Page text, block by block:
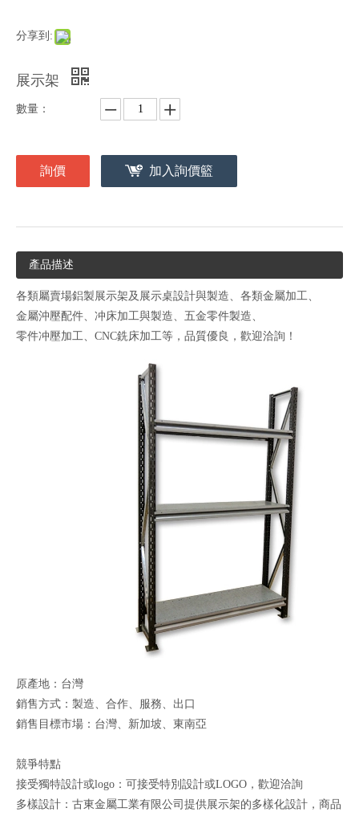
分享到:
展示架
數量：
詢價 加入詢價籃
產品描述
各類屬賣場鋁製展示架及展示桌設計與製造、各類金屬加工、
金屬沖壓配件、冲床加工與製造、五金零件製造、
零件冲壓加工、CNC銑床加工等，品質優良，歡迎洽詢！
原產地：台灣
銷售方式：製造、合作、服務、出口
銷售目標市場：台灣、新加坡、東南亞
競爭特點
接受獨特設計或logo：可接受特別設計或LOGO，歡迎洽詢
多樣設計：古東金屬工業有限公司提供展示架的多樣化設計，商品